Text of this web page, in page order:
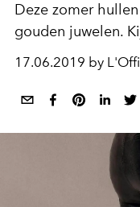
Deze zomer
gouden juwelen.
17.06.2019 by